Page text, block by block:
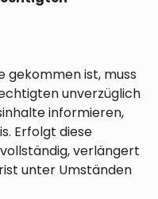
gekommen ist, muss
unverzüglich
informieren,
Erfolgt diese
verlängert
unter Umständen